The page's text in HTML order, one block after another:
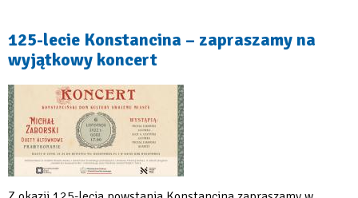
Jubileusz
współpracy
z
Saint-
en-
Laye
125-lecie Konstancina – zapraszamy na
wyjątkowy koncert